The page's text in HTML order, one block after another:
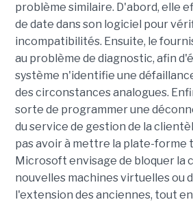
problème similaire. D'abord, elle
de date dans son logiciel pour
incompatibilités. Ensuite, le
au problème de diagnostic, afin
système n'identifie une
des circonstances analogues.
sorte de programmer une
du service de gestion de la
pas avoir à mettre la plate-
Microsoft envisage de bloquer la
nouvelles machines virtuelles ou
l'extension des anciennes, tout